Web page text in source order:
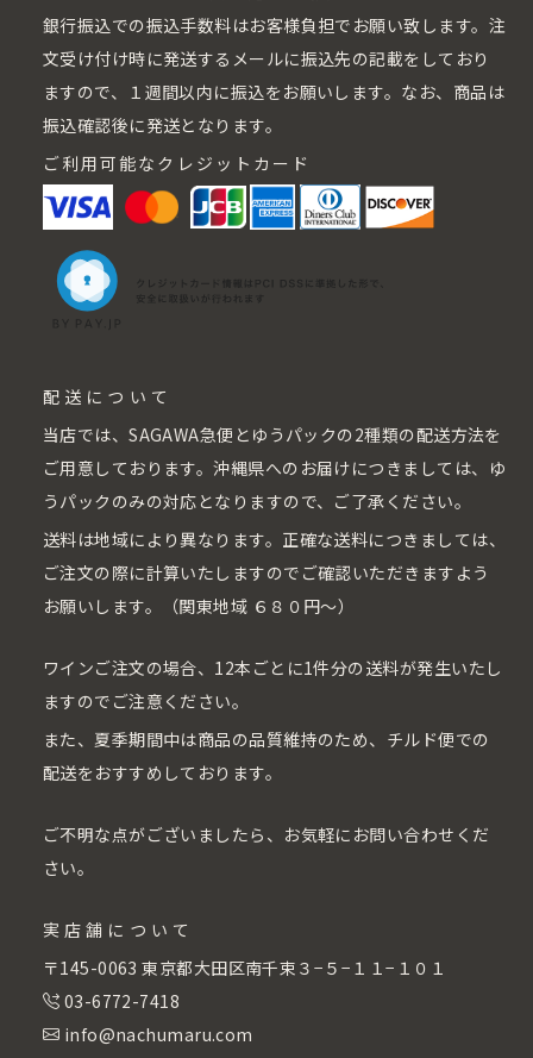
銀行振込での振込手数料はお客様負担でお願い致します。注
文受け付け時に発送するメールに振込先の記載をしており
ますので、１週間以内に振込をお願いします。なお、商品は
振込確認後に発送となります。
ご利用可能なクレジットカード
配送について
当店では、SAGAWA急便とゆうパックの2種類の配送方法を
ご用意しております。沖縄県へのお届けにつきましては、ゆ
うパックのみの対応となりますので、ご了承ください。
送料は地域により異なります。正確な送料につきましては、
ご注文の際に計算いたしますのでご確認いただきますよう
お願いします。（関東地域 ６８０円〜）
ワインご注文の場合、12本ごとに1件分の送料が発生いたし
ますのでご注意ください。
また、夏季期間中は商品の品質維持のため、チルド便での
配送をおすすめしております。
ご不明な点がございましたら、お気軽にお問い合わせくだ
さい。
実店舗について
〒145-0063 東京都大田区南千束３−５−１１−１０１
03-6772-7418
info@nachumaru.com